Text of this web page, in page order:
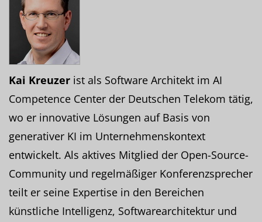
Kai Kreuzer ist als Software Architekt im AI
Competence Center der Deutschen Telekom tätig,
wo er innovative Lösungen auf Basis von
generativer KI im Unternehmenskontext
entwickelt. Als aktives Mitglied der Open-Source-
Community und regelmäßiger Konferenzsprecher
teilt er seine Expertise in den Bereichen
künstliche Intelligenz, Softwarearchitektur und